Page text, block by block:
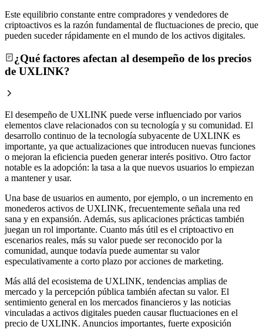
Este equilibrio constante entre compradores y vendedores de
criptoactivos es la razón fundamental de fluctuaciones de precio, que
pueden suceder rápidamente en el mundo de los activos digitales.
¿Qué factores afectan al desempeño de los precios
de UXLINK?
El desempeño de UXLINK puede verse influenciado por varios
elementos clave relacionados con su tecnología y su comunidad. El
desarrollo continuo de la tecnología subyacente de UXLINK es
importante, ya que actualizaciones que introducen nuevas funciones
o mejoran la eficiencia pueden generar interés positivo. Otro factor
notable es la adopción: la tasa a la que nuevos usuarios lo empiezan
a mantener y usar.
Una base de usuarios en aumento, por ejemplo, o un incremento en
monederos activos de UXLINK, frecuentemente señala una red
sana y en expansión. Además, sus aplicaciones prácticas también
juegan un rol importante. Cuanto más útil es el criptoactivo en
escenarios reales, más su valor puede ser reconocido por la
comunidad, aunque todavía puede aumentar su valor
especulativamente a corto plazo por acciones de marketing.
Más allá del ecosistema de UXLINK, tendencias amplias de
mercado y la percepción pública también afectan su valor. El
sentimiento general en los mercados financieros y las noticias
vinculadas a activos digitales pueden causar fluctuaciones en el
precio de UXLINK. Anuncios importantes, fuerte exposición